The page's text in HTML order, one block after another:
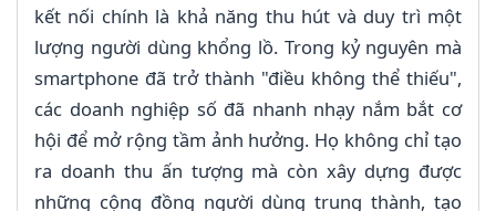
kết nối chính là khả năng thu hút và duy trì một
lượng người dùng khổng lồ. Trong kỷ nguyên mà
smartphone đã trở thành "điều không thể thiếu",
các doanh nghiệp số đã nhanh nhạy nắm bắt cơ
hội để mở rộng tầm ảnh hưởng. Họ không chỉ tạo
ra doanh thu ấn tượng mà còn xây dựng được
những cộng đồng người dùng trung thành, tạo